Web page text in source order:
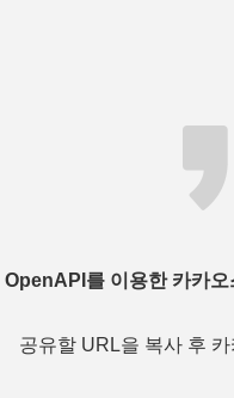
OpenAPI를 이용한 카카
공유할 URL을 복사 후